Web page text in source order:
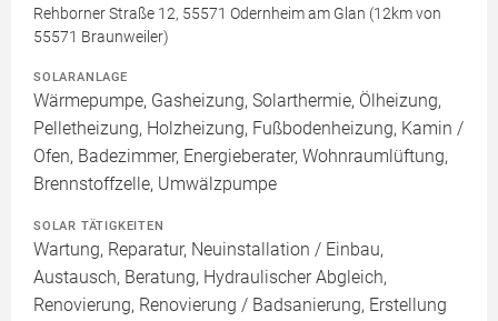
Rehborner Straße 12, 55571 Odernheim am Glan (12km von
55571 Braunweiler)
SOLARANLAGE
Wärmepumpe, Gasheizung, Solarthermie, Ölheizung,
Pelletheizung, Holzheizung, Fußbodenheizung, Kamin /
Ofen, Badezimmer, Energieberater, Wohnraumlüftung,
Brennstoffzelle, Umwälzpumpe
SOLAR TÄTIGKEITEN
Wartung, Reparatur, Neuinstallation / Einbau,
Austausch, Beratung, Hydraulischer Abgleich,
Renovierung, Renovierung / Badsanierung, Erstellung